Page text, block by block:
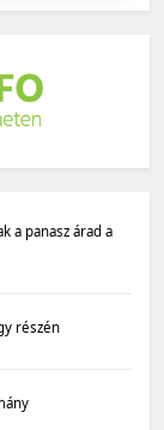
a panasz árad a
részén